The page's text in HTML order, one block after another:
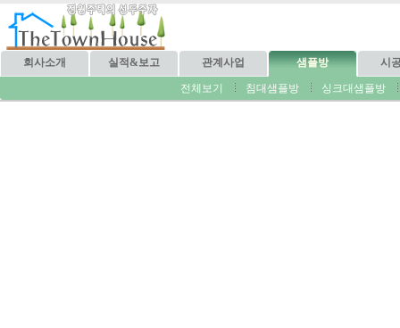
회사소개 실적&보고 관계사업 샘플방 시
전체보기 침대샘플방 싱크대샘플방